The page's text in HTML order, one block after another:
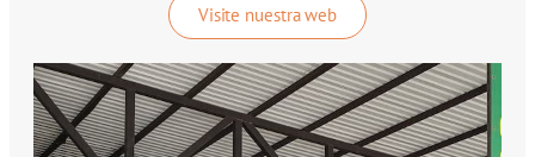
Visite nuestra web